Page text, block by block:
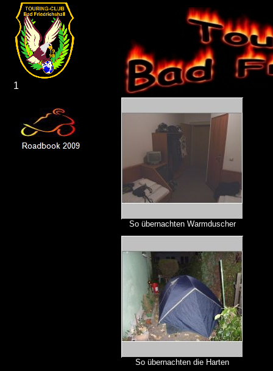
1
So übernachten Warmduscher
So übernachten die Harten